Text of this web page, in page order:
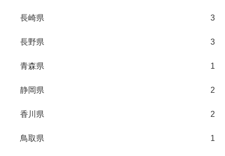
長崎県 3
長野県 3
青森県 1
静岡県 2
香川県 2
鳥取県 1